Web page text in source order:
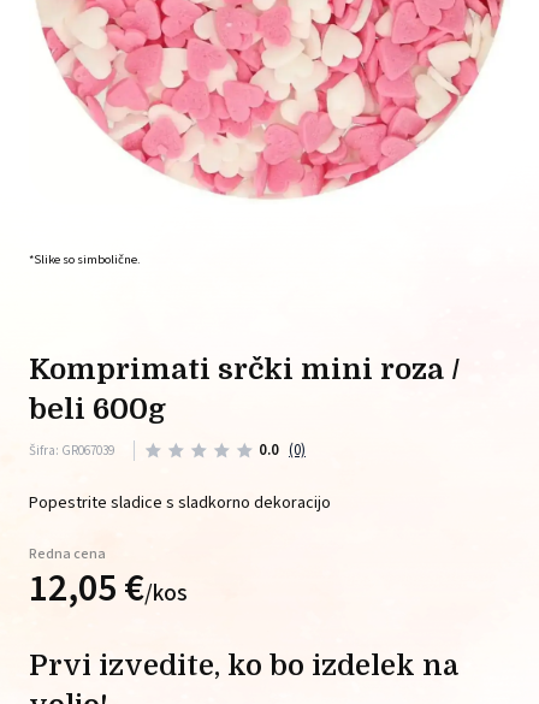
*Slike so simbolične.
komprimati srčki mini roza /
beli 600g
Šifra: GR067039 0.0 (0)
Popestrite sladice s sladkorno dekoracijo
Redna cena
12,05€/kos
Prvi izvedite, ko bo izdelek na